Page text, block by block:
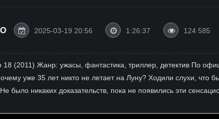
2025-03-19 20:56 1:26:37 124 585
18 (2011) Жанр: ужасы, фантастика, триллер, детектив По
уже 35 лет никто не летает на Луну? Ходили слухи,
было никаких доказательств, пока не появились эти